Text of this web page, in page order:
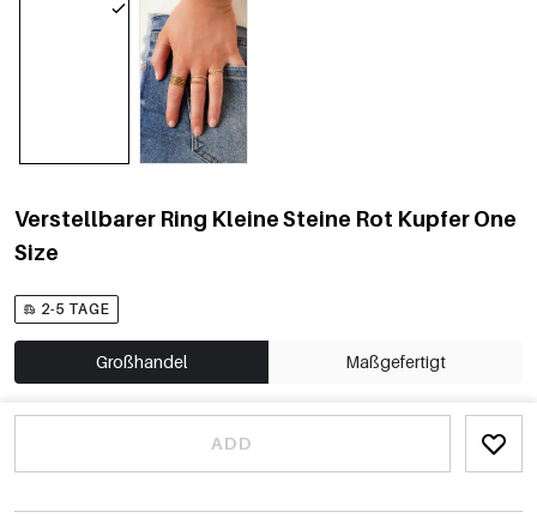
Verstellbarer Ring Kleine Steine Rot Kupfer One
Size
2-5 TAGE
Großhandel Maßgefertigt
ADD